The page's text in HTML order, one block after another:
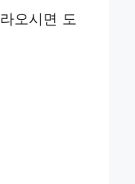
오시면 도